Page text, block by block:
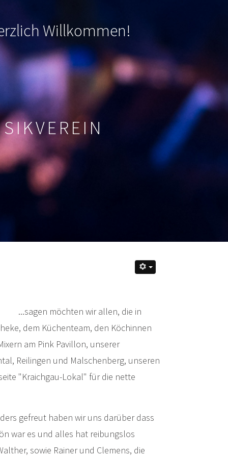
Willkommen!
...sagen möchten wir allen, die in
dem Küchenteam, den Köchinnen
am Pink Pavillon, unserer
Reilingen und Malschenberg, unseren
"Kraichgau-Lokal" für die nette
gefreut haben wir uns darüber dass
war es und alles hat reibungslos
sowie Rainer und Clemens, die